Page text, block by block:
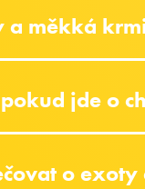
a měkká
jde o
o